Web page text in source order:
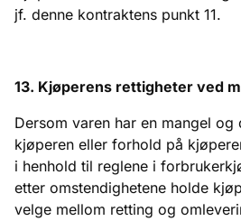
jf. denne kontraktens punkt 11.
13. Kjøperens rettigheter ved
Dersom varen har en mangel
kjøperen eller forhold på
i henhold til reglene i
etter omstendighetene holde
velge mellom retting og